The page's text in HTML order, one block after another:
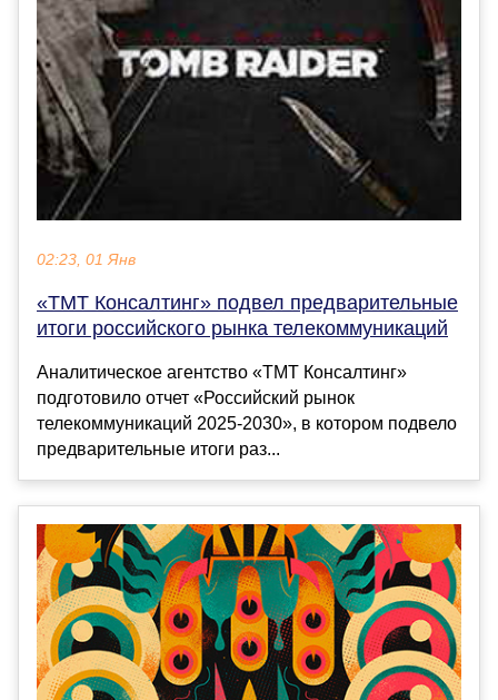
02:23, 01 Янв
«ТМТ Консалтинг» подвел предварительные
итоги российского рынка телекоммуникаций
Аналитическое агентство «ТМТ Консалтинг»
подготовило отчет «Российский рынок
телекоммуникаций 2025-2030», в котором подвело
предварительные итоги раз...